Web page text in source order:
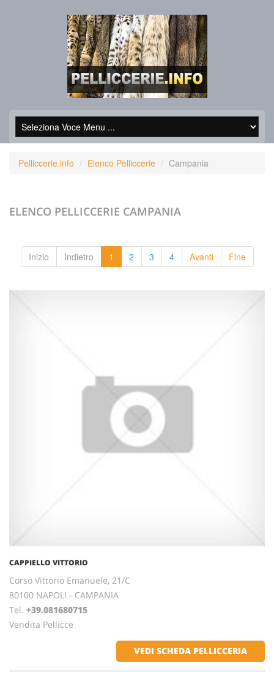
Pelliccerie.info Elenco Pelliccerie Campania
ELENCO PELLICCERIE CAMPANIA
Inizio Indietro 1 2 3 4 Avanti Fine
CAPPIELLO VITTORIO
Corso Vittorio Emanuele, 21/C
80100 NAPOLI - CAMPANIA
Tel. +39.081680715
Vendita Pellicce
VEDI SCHEDA PELLICCERIA